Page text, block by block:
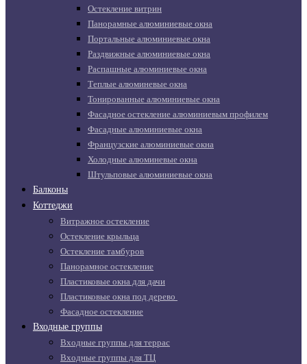
Остекление витрин
Панорамные алюминиевые окна
Портальные алюминиевые окна
Раздвижные алюминиевые окна
Распашные алюминиевые окна
Теплые алюминевые окна
Тонированные алюминиевые окна
Фасадное остекление алюминиевым профилем
Фасадные алюминиевые окна
Французские алюминиевые окна
Холодные алюминевые окна
Штульповые алюминиевые окна
Балконы
Коттеджи
Витражное остекление
Остекление крыльца
Остекление тамбуров
Панорамное остекление
Пластиковые окна для дачи
Пластиковые окна под дерево
Фасадное остекление
Входные группы
Входные группы для террас
Входные группы для ТЦ